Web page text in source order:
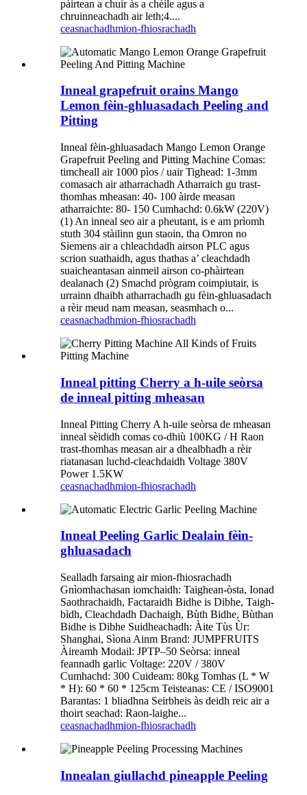
pàirtean a chuir às a chèile agus a
chruinneachadh air leth;4....
ceasnachadhmion-fhiosrachadh
Inneal grapefruit orains Mango
Lemon fèin-ghluasadach Peeling and
Pitting
Inneal fèin-ghluasadach Mango Lemon Orange
Grapefruit Peeling and Pitting Machine Comas:
timcheall air 1000 pìos / uair Tighead: 1-3mm
comasach air atharrachadh Atharraich gu trast-
thomhas mheasan: 40- 100 àirde measan
atharraichte: 80- 150 Cumhachd: 0.6kW (220V)
(1) An inneal seo air a pheutant, is e am prìomh
stuth 304 stàilinn gun staoin, tha Omron no
Siemens air a chleachdadh airson PLC agus
scrion suathaidh, agus thathas a’ cleachdadh
suaicheantasan ainmeil airson co-phàirtean
dealanach (2) Smachd prògram coimpiutair, is
urrainn dhaibh atharrachadh gu fèin-ghluasadach
a rèir meud nam measan, seasmhach o...
ceasnachadhmion-fhiosrachadh
Inneal pitting Cherry a h-uile seòrsa
de inneal pitting mheasan
Inneal Pitting Cherry A h-uile seòrsa de mheasan
inneal sèididh comas co-dhiù 100KG / H Raon
trast-thomhas measan air a dhealbhadh a rèir
riatanasan luchd-cleachdaidh Voltage 380V
Power 1.5KW
ceasnachadhmion-fhiosrachadh
Inneal Peeling Garlic Dealain fèin-
ghluasadach
Sealladh farsaing air mion-fhiosrachadh
Gnìomhachasan iomchaidh: Taighean-òsta, Ionad
Saothrachaidh, Factaraidh Bidhe is Dibhe, Taigh-
bìdh, Cleachdadh Dachaigh, Bùth Bidhe, Bùthan
Bidhe is Dibhe Suidheachadh: Àite Tùs Ùr:
Shanghai, Sìona Ainm Brand: JUMPFRUITS
Àireamh Modail: JPTP–50 Seòrsa: inneal
feannadh garlic Voltage: 220V / 380V
Cumhachd: 300 Cuideam: 80kg Tomhas (L * W
* H): 60 * 60 * 125cm Teisteanas: CE / ISO9001
Barantas: 1 bliadhna Seirbheis às deidh reic air a
thoirt seachad: Raon-laighe...
ceasnachadhmion-fhiosrachadh
Innealan giullachd pineapple Peeling